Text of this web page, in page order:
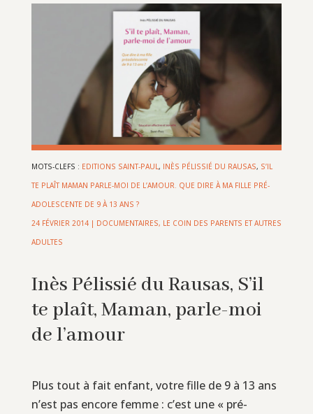
MOTS-CLEFS : EDITIONS SAINT-PAUL , INÈS PÉLISSIÉ DU RAUSAS, S’IL
TE PLAÎT MAMAN PARLE-MOI DE L’AMOUR. QUE DIRE À MA FILLE PRÉ-
ADOLESCENTE DE 9 À 13 ANS ?
24 FÉVRIER 2014| DOCUMENTAIRES, LE COIN DES PARENTS ET AUTRES
ADULTES
Inès Pélissié du Rausas, S’il
te plaît, Maman, parle-moi
de l’amour
Plus tout à fait enfant, votre fille de 9 à 13 ans
n’est pas encore femme : c’est une « pré-